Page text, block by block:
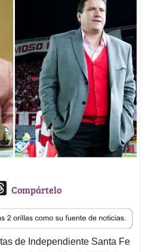
T
r
e
a
Compártelo
de Independiente Santa Fe